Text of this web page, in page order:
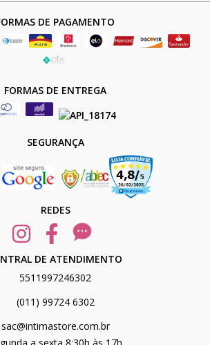
DE PAGAMENTO
FORMAS DE ENTREGA
SEGURANÇA
REDES
DE ATENDIMENTO
5511997246302
(011) 99724 6302
sac@intimastore.com.br